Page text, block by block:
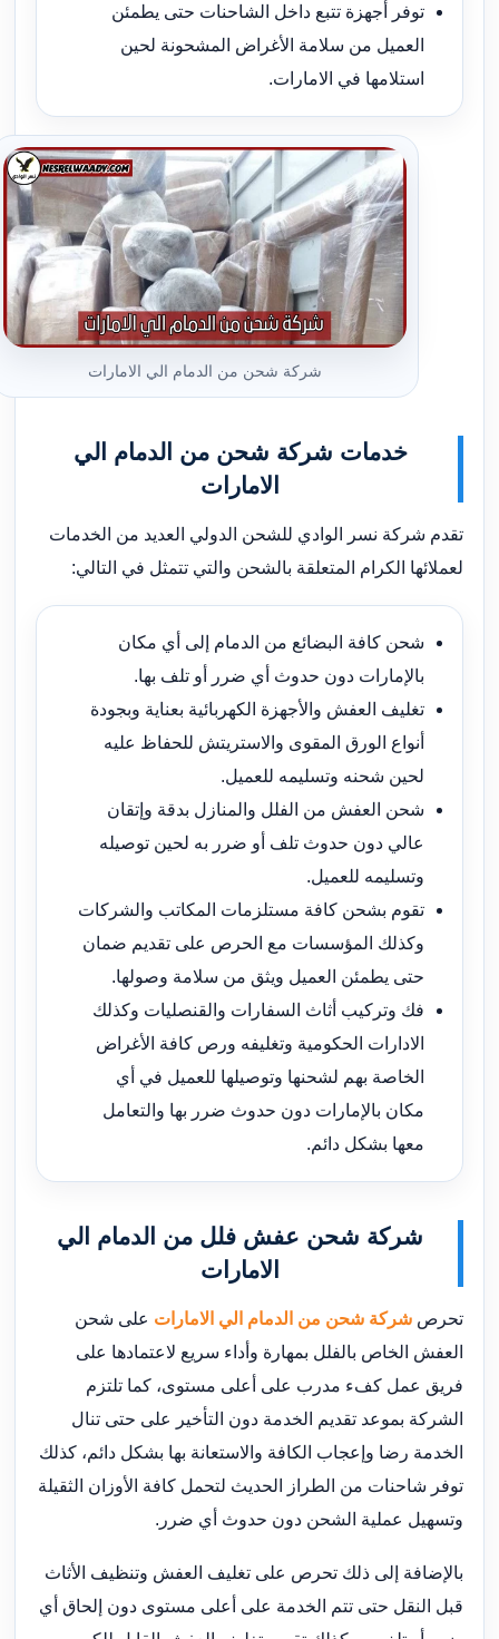
توفر أجهزة تتبع داخل الشاحنات حتى يطمئن
العميل من سلامة الأغراض المشحونة لحين
استلامها في الامارات.
شركة شحن من الدمام الي الامارات
خدمات شركة شحن من الدمام الي
الامارات
تقدم شركة نسر الوادي للشحن الدولي العديد من الخدمات
لعملائها الكرام المتعلقة بالشحن والتي تتمثل في التالي:
شحن كافة البضائع من الدمام إلى أي مكان
بالإمارات دون حدوث أي ضرر أو تلف بها.
تغليف العفش والأجهزة الكهربائية بعناية وبجودة
أنواع الورق المقوى والاستريتش للحفاظ عليه
لحين شحنه وتسليمه للعميل.
شحن العفش من الفلل والمنازل بدقة وإتقان
عالي دون حدوث تلف أو ضرر به لحين توصيله
وتسليمه للعميل.
تقوم بشحن كافة مستلزمات المكاتب والشركات
وكذلك المؤسسات مع الحرص على تقديم ضمان
حتى يطمئن العميل ويثق من سلامة وصولها.
فك وتركيب أثاث السفارات والقنصليات وكذلك
الادارات الحكومية وتغليفه ورص كافة الأغراض
الخاصة بهم لشحنها وتوصيلها للعميل في أي
مكان بالإمارات دون حدوث ضرر بها والتعامل
معها بشكل دائم.
شركة شحن عفش فلل من الدمام الي
الامارات
تحرصشركة شحن من الدمام الي الاماراتعلى شحن
العفش الخاص بالفلل بمهارة وأداء سريع لاعتمادها على
فريق عمل كفء مدرب على أعلى مستوى، كما تلتزم
الشركة بموعد تقديم الخدمة دون التأخير على حتى تنال
الخدمة رضا وإعجاب الكافة والاستعانة بها بشكل دائم، كذلك
توفر شاحنات من الطراز الحديث لتحمل كافة الأوزان الثقيلة
وتسهيل عملية الشحن دون حدوث أي ضرر.
بالإضافة إلى ذلك تحرص على تغليف العفش وتنظيف الأثاث
قبل النقل حتى تتم الخدمة على أعلى مستوى دون إلحاق أي